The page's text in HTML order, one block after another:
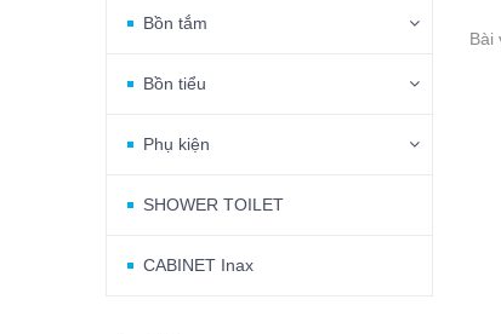
Bài
Bồn tắm
Bồn tiểu
Phụ kiện
SHOWER TOILET
CABINET Inax